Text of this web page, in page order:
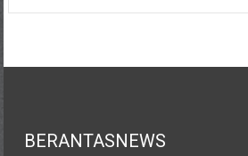
BERANTASNEWS